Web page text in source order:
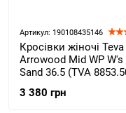
Артикул: 190108435146
Кросівки жіночі Teva
Arrowood Mid WP W's
Sand 36.5 (TVA
3 380 грн